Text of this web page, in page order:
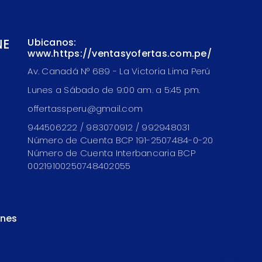
Ubicanos:
www.https://ventasyofertas.com.pe/
Av. Canadá N° 689 - La Victoria Lima Perú
Lunes a Sábado de 9:00 am. a 5:45 pm.
offertassperu@gmail.com
944506222 / 983070912 / 992948031
Número de Cuenta BCP 191-2507484-0-20
Número de Cuenta Interbancaria BCP
00219100250748402055